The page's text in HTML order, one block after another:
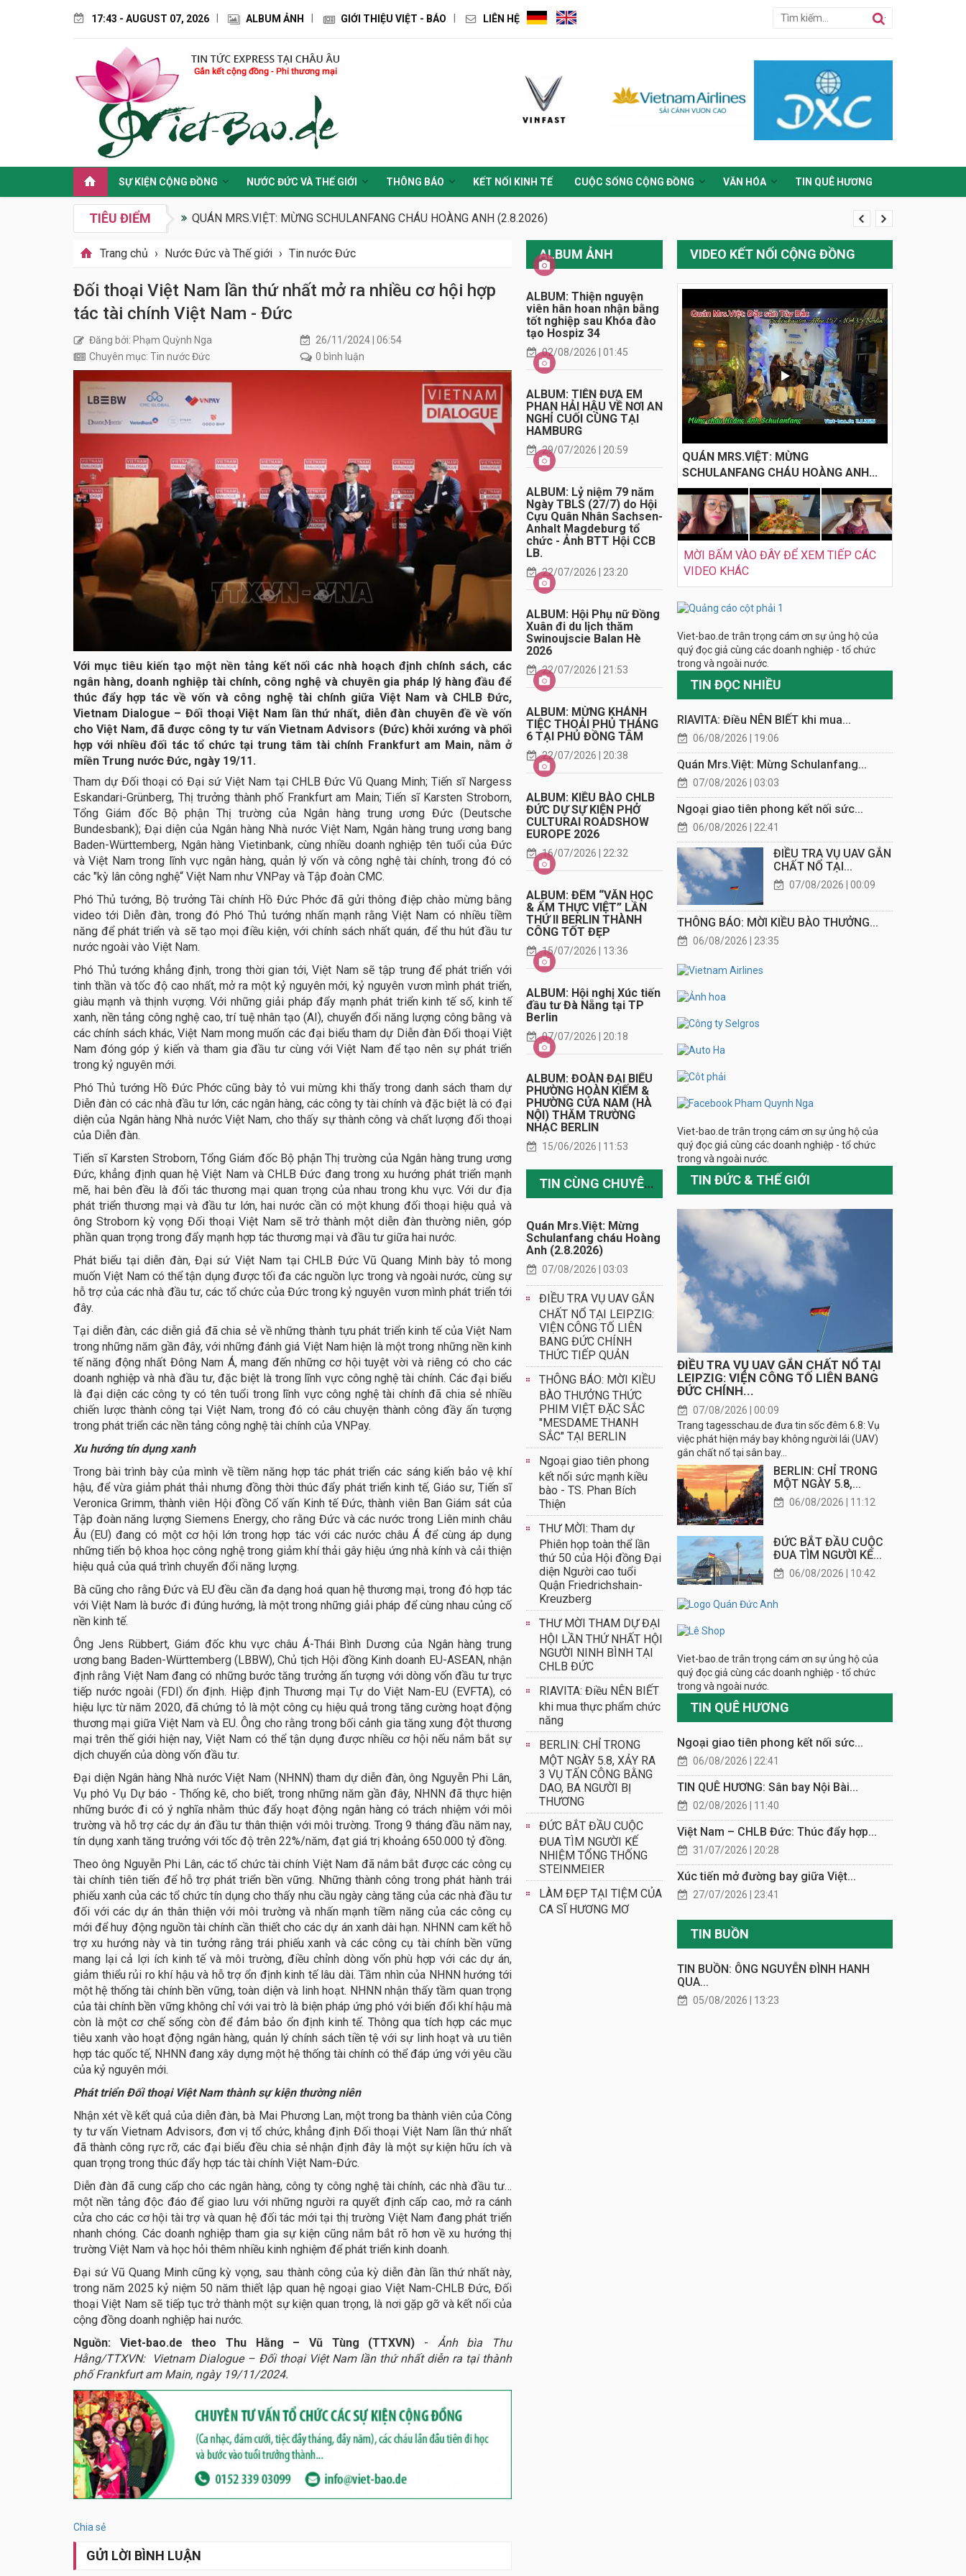
17:43 - AUGUST 07, 2026 ALBUM ẢNH GIỚI THIỆU VIỆT - BÁO LIÊN HỆ
SỰ KIỆN CỘNG ĐỒNG NƯỚC ĐỨC VÀ THẾ GIỚI THÔNG BÁO KẾT NỐI KINH TẾ CUỘC SỐNG CỘNG ĐỒNG VĂN HÓA TIN QUÊ HƯƠNG
TIÊU ĐIỂM QUÁN MRS.VIỆT: MỪNG SCHULANFANG CHÁU HOÀNG ANH (2.8.2026)
Trang chủ › Nước Đức và Thế giới › Tin nước Đức
Đối thoại Việt Nam lần thứ nhất mở ra nhiều cơ hội hợp
tác tài chính Việt Nam - Đức
Đăng bởi: Phạm Quỳnh Nga
26/11/2024 | 06:54
Chuyên mục: Tin nước Đức
0 bình luận
Với mục tiêu kiến tạo một nền tảng kết nối các nhà hoạch định chính sách, các
ngân hàng, doanh nghiệp tài chính, công nghệ và chuyên gia pháp lý hàng đầu để
thúc đẩy hợp tác về vốn và công nghệ tài chính giữa Việt Nam và CHLB Đức,
Vietnam Dialogue – Đối thoại Việt Nam lần thứ nhất, diễn đàn chuyên đề về vốn
cho Việt Nam, đã được công ty tư vấn Vietnam Advisors (Đức) khởi xướng và phối
hợp với nhiều đối tác tổ chức tại trung tâm tài chính Frankfurt am Main, nằm ở
miền Trung nước Đức, ngày 19/11.
Tham dự Đối thoại có Đại sứ Việt Nam tại CHLB Đức Vũ Quang Minh; Tiến sĩ Nargess
Eskandari-Grünberg, Thị trưởng thành phố Frankfurt am Main; Tiến sĩ Karsten Stroborn,
Tổng Giám đốc Bộ phận Thị trường của Ngân hàng trung ương Đức (Deutsche
Bundesbank); Đại diện của Ngân hàng Nhà nước Việt Nam, Ngân hàng trung ương bang
Baden-Württemberg, Ngân hàng Vietinbank, cùng nhiều doanh nghiệp tên tuổi của Đức
và Việt Nam trong lĩnh vực ngân hàng, quản lý vốn và công nghệ tài chính, trong đó có
các "kỳ lân công nghệ“ Việt Nam như VNPay và Tập đoàn CMC.
Phó Thủ tướng, Bộ trưởng Tài chính Hồ Đức Phớc đã gửi thông điệp chào mừng bằng
video tới Diễn đàn, trong đó Phó Thủ tướng nhấn mạnh rằng Việt Nam có nhiều tiềm
năng để phát triển và sẽ tạo mọi điều kiện, với chính sách nhất quán, để thu hút đầu tư
nước ngoài vào Việt Nam.
Phó Thủ tướng khẳng định, trong thời gian tới, Việt Nam sẽ tập trung để phát triển với
tinh thần và tốc độ cao nhất, mở ra một kỷ nguyên mới, kỷ nguyên vươn mình phát triển,
giàu mạnh và thịnh vượng. Với những giải pháp đẩy mạnh phát triển kinh tế số, kinh tế
xanh, nền tảng công nghệ cao, trí tuệ nhân tạo (AI), chuyển đổi năng lượng công bằng và
các chính sách khác, Việt Nam mong muốn các đại biểu tham dự Diễn đàn Đối thoại Việt
Nam đóng góp ý kiến và tham gia đầu tư cùng với Việt Nam để tạo nên sự phát triển
trong kỷ nguyên mới.
Phó Thủ tướng Hồ Đức Phớc cũng bày tỏ vui mừng khi thấy trong danh sách tham dự
Diễn đàn có các nhà đầu tư lớn, các ngân hàng, các công ty tài chính và đặc biệt là có đại
diện của Ngân hàng Nhà nước Việt Nam, cho thấy sự thành công và chất lượng đối thoại
của Diễn đàn.
Tiến sĩ Karsten Stroborn, Tổng Giám đốc Bộ phận Thị trường của Ngân hàng trung ương
Đức, khẳng định quan hệ Việt Nam và CHLB Đức đang trong xu hướng phát triển mạnh
mẽ, hai bên đều là đối tác thương mại quan trọng của nhau trong khu vực. Với dư địa
phát triển thương mại và đầu tư lớn, hai nước cần có một khung đối thoại hiệu quả và
ông Stroborn kỳ vọng Đối thoại Việt Nam sẽ trở thành một diễn đàn thường niên, góp
phần quan trọng trong đẩy mạnh hợp tác thương mại và đầu tư giữa hai nước.
Phát biểu tại diễn đàn, Đại sứ Việt Nam tại CHLB Đức Vũ Quang Minh bày tỏ mong
muốn Việt Nam có thể tận dụng được tối đa các nguồn lực trong và ngoài nước, cùng sự
hỗ trợ của các nhà đầu tư, các tổ chức của Đức trong kỷ nguyên vươn mình phát triển tới
đây.
Tại diễn đàn, các diễn giả đã chia sẻ về những thành tựu phát triển kinh tế của Việt Nam
trong những năm gần đây, với những đánh giá Việt Nam hiện là một trong những nền kinh
tế năng động nhất Đông Nam Á, mang đến những cơ hội tuyệt vời và riêng có cho các
doanh nghiệp và nhà đầu tư, đặc biệt là trong lĩnh vực công nghệ tài chính. Các đại biểu
là đại diện các công ty có tên tuổi trong lĩnh vực công nghệ tài chính đã chia sẻ nhiều
chiến lược thành công tại Việt Nam, trong đó có câu chuyện thành công đầy ấn tượng
trong phát triển các nền tảng công nghệ tài chính của VNPay.
Xu hướng tín dụng xanh
Trong bài trình bày của mình về tiềm năng hợp tác phát triển các sáng kiến bảo vệ khí
hậu, để vừa giảm phát thải nhưng đồng thời thúc đẩy phát triển kinh tế, Giáo sư, Tiến sĩ
Veronica Grimm, thành viên Hội đồng Cố vấn Kinh tế Đức, thành viên Ban Giám sát của
Tập đoàn năng lượng Siemens Energy, cho rằng Đức và các nước trong Liên minh châu
Âu (EU) đang có một cơ hội lớn trong hợp tác với các nước châu Á để cùng áp dụng
những tiến bộ khoa học công nghệ trong giảm khí thải gây hiệu ứng nhà kính và cải thiện
hiệu quả của quá trình chuyển đổi năng lượng.
Bà cũng cho rằng Đức và EU đều cần đa dạng hoá quan hệ thương mại, trong đó hợp tác
với Việt Nam là bước đi đúng hướng, là một trong những giải pháp để cùng nhau củng cố
nền kinh tế.
Ông Jens Rübbert, Giám đốc khu vực châu Á-Thái Bình Dương của Ngân hàng trung
ương bang Baden-Württemberg (LBBW), Chủ tịch Hội đồng Kinh doanh EU-ASEAN, nhận
định rằng Việt Nam đang có những bước tăng trưởng ấn tượng với dòng vốn đầu tư trực
tiếp nước ngoài (FDI) ổn định. Hiệp định Thương mại Tự do Việt Nam-EU (EVFTA), có
hiệu lực từ năm 2020, đã chứng tỏ là một công cụ hiệu quả trong tăng cường hoạt động
thương mại giữa Việt Nam và EU. Ông cho rằng trong bối cảnh gia tăng xung đột thương
mại trên thế giới hiện nay, Việt Nam có thể tận dụng được nhiều cơ hội nếu nắm bắt sự
dịch chuyển của dòng vốn đầu tư.
Đại diện Ngân hàng Nhà nước Việt Nam (NHNN) tham dự diễn đàn, ông Nguyễn Phi Lân,
Vụ phó Vụ Dự báo - Thống kê, cho biết, trong những năm gần đây, NHNN đã thực hiện
những bước đi có ý nghĩa nhằm thúc đẩy hoạt động ngân hàng có trách nhiệm với môi
trường và hỗ trợ các dự án đầu tư thân thiện với môi trường. Trong 9 tháng đầu năm nay,
tín dụng xanh tăng trưởng với tốc độ trên 22%/năm, đạt giá trị khoảng 650.000 tỷ đồng.
Theo ông Nguyễn Phi Lân, các tổ chức tài chính Việt Nam đã nắm bắt được các công cụ
tài chính tiên tiến để hỗ trợ phát triển bền vững. Những thành công trong phát hành trái
phiếu xanh của các tổ chức tín dụng cho thấy nhu cầu ngày càng tăng của các nhà đầu tư
đối với các dự án thân thiện với môi trường và nhấn mạnh tiềm năng của các công cụ
mới để huy động nguồn tài chính cần thiết cho các dự án xanh dài hạn. NHNN cam kết hỗ
trợ xu hướng này và tin tưởng rằng trái phiếu xanh và các công cụ tài chính bền vững
mang lại cả lợi ích kinh tế và môi trường, điều chỉnh dòng vốn phù hợp với các dự án,
giảm thiểu rủi ro khí hậu và hỗ trợ ổn định kinh tế lâu dài. Tầm nhìn của NHNN hướng tới
một hệ thống tài chính bền vững, toàn diện và linh hoạt. NHNN nhận thấy tầm quan trọng
của tài chính bền vững không chỉ với vai trò là biện pháp ứng phó với biến đổi khí hậu mà
còn là một cơ chế sống còn để đảm bảo ổn định kinh tế. Thông qua tích hợp các mục
tiêu xanh vào hoạt động ngân hàng, quản lý chính sách tiền tệ với sự linh hoạt và ưu tiên
hợp tác quốc tế, NHNN đang xây dựng một hệ thống tài chính có thể đáp ứng với yêu cầu
của kỷ nguyên mới.
Phát triển Đối thoại Việt Nam thành sự kiện thường niên
Nhận xét về kết quả của diễn đàn, bà Mai Phương Lan, một trong ba thành viên của Công
ty tư vấn Vietnam Advisors, đơn vị tổ chức, khẳng định Đối thoại Việt Nam lần thứ nhất
đã thành công rực rỡ, các đại biểu đều chia sẻ nhận định đây là một sự kiện hữu ích và
quan trọng trong thúc đẩy hợp tác tài chính Việt Nam-Đức.
Diễn đàn đã cung cấp cho các ngân hàng, công ty công nghệ tài chính, các nhà đầu tư…
một nền tảng độc đáo để giao lưu với những người ra quyết định cấp cao, mở ra cánh
cửa cho các cơ hội tài trợ và quan hệ đối tác mới tại thị trường Việt Nam đang phát triển
nhanh chóng. Các doanh nghiệp tham gia sự kiện cũng nắm bắt rõ hơn về xu hướng thị
trường Việt Nam và học hỏi thêm nhiều kinh nghiệm để phát triển kinh doanh.
Đại sứ Vũ Quang Minh cũng kỳ vọng, sau thành công của kỳ diễn đàn lần thứ nhất này,
trong năm 2025 kỷ niệm 50 năm thiết lập quan hệ ngoại giao Việt Nam-CHLB Đức, Đối
thoại Việt Nam sẽ tiếp tục trở thành một sự kiện quan trọng, là nơi gặp gỡ và kết nối của
cộng đồng doanh nghiệp hai nước.
Nguồn: Viet-bao.de theo Thu Hằng – Vũ Tùng (TTXVN) - Ảnh bìa Thu
Hằng/TTXVN: Vietnam Dialogue – Đối thoại Việt Nam lần thứ nhất diễn ra tại thành
phố Frankfurt am Main, ngày 19/11/2024.
Chia sẻ
GỬI LỜI BÌNH LUẬN
ALBUM ẢNH
ALBUM: Thiện nguyện
viên hân hoan nhận bằng
tốt nghiệp sau Khóa đào
tạo Hospiz 34
02/08/2026 | 01:45
ALBUM: TIỄN ĐƯA EM
PHAN HẢI HẬU VỀ NƠI AN
NGHỈ CUỐI CÙNG TẠI
HAMBURG
29/07/2026 | 20:59
ALBUM: Lỷ niệm 79 năm
Ngày TBLS (27/7) do Hội
Cựu Quân Nhân Sachsen-
Anhalt Magdeburg tổ
chức - Ảnh BTT Hội CCB
LB.
22/07/2026 | 23:20
ALBUM: Hội Phụ nữ Đồng
Xuân đi du lịch thăm
Swinoujscie Balan Hè
2026
22/07/2026 | 21:53
ALBUM: MỪNG KHÁNH
TIỆC THOẢI PHỦ THÁNG
6 TẠI PHỦ ĐỒNG TÂM
22/07/2026 | 20:38
ALBUM: KIỀU BÀO CHLB
ĐỨC DỰ SỰ KIỆN PHỞ
CULTURAI ROADSHOW
EUROPE 2026
16/07/2026 | 22:32
ALBUM: ĐÊM “VĂN HỌC
& ẨM THỰC VIỆT” LẦN
THỨ II BERLIN THÀNH
CÔNG TỐT ĐẸP
15/07/2026 | 13:36
ALBUM: Hội nghị Xúc tiến
đầu tư Đà Nẵng tại TP
Berlin
07/07/2026 | 20:18
ALBUM: ĐOÀN ĐẠI BIỂU
PHƯỜNG HOÀN KIẾM &
PHƯỜNG CỬA NAM (HÀ
NỘI) THĂM TRƯỜNG
NHẠC BERLIN
15/06/2026 | 11:53
TIN CÙNG CHUYÊN MỤC
Quán Mrs.Việt: Mừng
Schulanfang cháu Hoàng
Anh (2.8.2026)
07/08/2026 | 03:03
ĐIỀU TRA VỤ UAV GẮN
CHẤT NỔ TẠI LEIPZIG:
VIỆN CÔNG TỐ LIÊN
BANG ĐỨC CHÍNH
THỨC TIẾP QUẢN
THÔNG BÁO: MỜI KIỀU
BÀO THƯỞNG THỨC
PHIM VIỆT ĐẶC SẮC
"MESDAME THANH
SẮC" TẠI BERLIN
Ngoại giao tiên phong
kết nối sức mạnh kiều
bào - TS. Phan Bích
Thiện
THƯ MỜI: Tham dự
Phiên họp toàn thể lần
thứ 50 của Hội đồng Đại
diện Người cao tuổi
Quận Friedrichshain-
Kreuzberg
THƯ MỜI THAM DỰ ĐẠI
HỘI LẦN THỨ NHẤT HỘI
NGƯỜI NINH BÌNH TẠI
CHLB ĐỨC
RIAVITA: Điều NÊN BIẾT
khi mua thực phẩm chức
năng
BERLIN: CHỈ TRONG
MỘT NGÀY 5.8, XẢY RA
3 VỤ TẤN CÔNG BẰNG
DAO, BA NGƯỜI BỊ
THƯƠNG
ĐỨC BẮT ĐẦU CUỘC
ĐUA TÌM NGƯỜI KẾ
NHIỆM TỔNG THỐNG
STEINMEIER
LÀM ĐẸP TẠI TIỆM CỦA
CA SĨ HƯƠNG MƠ
VIDEO KẾT NỐI CỘNG ĐỒNG
QUÁN MRS.VIỆT: MỪNG
SCHULANFANG CHÁU HOÀNG ANH...
MỜI BẤM VÀO ĐÂY ĐỂ XEM TIẾP CÁC
VIDEO KHÁC
Viet-bao.de trân trọng cám ơn sự ủng hộ của
quý đọc giả cùng các doanh nghiệp - tổ chức
trong và ngoài nước.
TIN ĐỌC NHIỀU
RIAVITA: Điều NÊN BIẾT khi mua...
06/08/2026 | 19:06
Quán Mrs.Việt: Mừng Schulanfang...
07/08/2026 | 03:03
Ngoại giao tiên phong kết nối sức...
06/08/2026 | 22:41
ĐIỀU TRA VỤ UAV GẮN
CHẤT NỔ TẠI...
07/08/2026 | 00:09
THÔNG BÁO: MỜI KIỀU BÀO THƯỞNG...
06/08/2026 | 23:35
Viet-bao.de trân trọng cám ơn sự ủng hộ của
quý đọc giả cùng các doanh nghiệp - tổ chức
trong và ngoài nước.
TIN ĐỨC & THẾ GIỚI
ĐIỀU TRA VỤ UAV GẮN CHẤT NỔ TẠI
LEIPZIG: VIỆN CÔNG TỐ LIÊN BANG
ĐỨC CHÍNH...
07/08/2026 | 00:09
Trang tagesschau.de đưa tin sốc đêm 6.8: Vụ
việc phát hiện máy bay không người lái (UAV)
gắn chất nổ tại sân bay...
BERLIN: CHỈ TRONG
MỘT NGÀY 5.8,...
06/08/2026 | 11:12
ĐỨC BẮT ĐẦU CUỘC
ĐUA TÌM NGƯỜI KẾ...
06/08/2026 | 10:42
Viet-bao.de trân trọng cám ơn sự ủng hộ của
quý đọc giả cùng các doanh nghiệp - tổ chức
trong và ngoài nước.
TIN QUÊ HƯƠNG
Ngoại giao tiên phong kết nối sức...
06/08/2026 | 22:41
TIN QUÊ HƯƠNG: Sân bay Nội Bài...
02/08/2026 | 11:40
Việt Nam – CHLB Đức: Thúc đẩy hợp...
31/07/2026 | 20:28
Xúc tiến mở đường bay giữa Việt...
27/07/2026 | 23:41
TIN BUỒN
TIN BUỒN: ÔNG NGUYỄN ĐÌNH HANH
QUA...
05/08/2026 | 13:23